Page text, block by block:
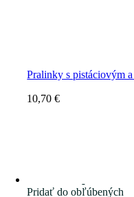
Pralinky s pistáciovým
10,70€
Pridať do obľúbených